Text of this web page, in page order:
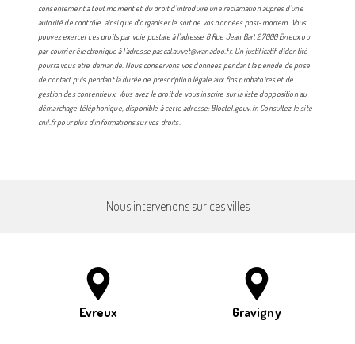
consentement à tout moment et du droit d’introduire une réclamation auprès d’une
autorité de contrôle, ainsi que d’organiser le sort de vos données post-mortem. Vous
pouvez exercer ces droits par voie postale à l'adresse 8 Rue Jean Bart 27000 Evreux ou
par courrier électronique à l'adresse pascal.auvet@wanadoo.fr. Un justificatif d'identité
pourra vous être demandé. Nous conservons vos données pendant la période de prise
de contact puis pendant la durée de prescription légale aux fins probatoires et de
gestion des contentieux. Vous avez le droit de vous inscrire sur la liste d'opposition au
démarchage téléphonique, disponible à cette adresse:Bloctel.gouv.fr. Consultez le site
cnil.fr pour plus d’informations sur vos droits.
Nous intervenons sur ces villes
Evreux Gravigny